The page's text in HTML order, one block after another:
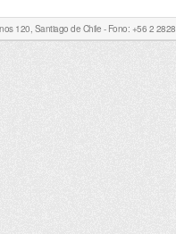
120, Santiago de Chile - Fono: +56 2